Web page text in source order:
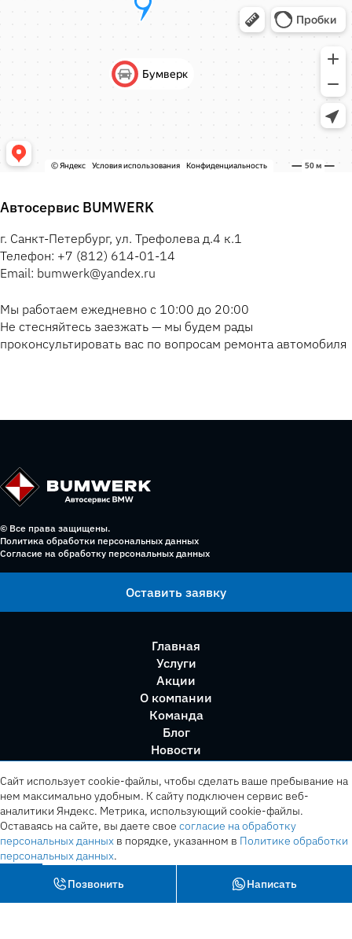
Автосервис BUMWERK
г. Санкт-Петербург, ул. Трефолева д.4 к.1
Телефон: +7 (812) 614-01-14
Email: bumwerk@yandex.ru
Мы работаем ежедневно с 10:00 до 20:00
Не стесняйтесь заезжать — мы будем рады
проконсультировать вас по вопросам ремонта автомобиля
© Все права защищены.
Политика обработки персональных данных
Согласие на обработку персональных данных
Оставить заявку
Главная
Услуги
Акции
О компании
Команда
Блог
Новости
Позвонить Написать
Сайт использует cookie-файлы, чтобы сделать ваше пребывание на
нем максимально удобным. К cайту подключен сервис веб-
аналитики Яндекс. Метрика, использующий cookie-файлы.
Оставаясь на сайте, вы даете свое согласие на обработку
персональных данных в порядке, указанном в Политике обработки
персональных данных.